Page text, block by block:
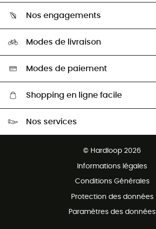
Guide des tailles
Seconde Main
Aide & Contact
HardGuides
Nos engagements
Sélection éco-responsable
Modes de livraison
Modes de paiement
Shopping en ligne facile
Nos services
© Hardloop 2026
Informations légales
Conditions Générales
Protection des données
Paramètres des données